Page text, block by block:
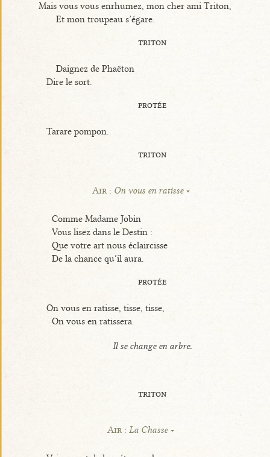
Mais vous vous enrhumez, mon cher ami Triton,
Et mon troupeau s’égare.
triton
Daignez de Phaëton
Dire le sort.
protée
Tarare pompon.
triton
Air : On vous en ratisse
Comme Madame Jobin
Vous lisez dans le Destin :
Que votre art nous éclaircisse
De la chance qu’il aura.
protée
On vous en ratisse, tisse, tisse,
On vous en ratissera.
Il se change en arbre.
triton
Air :La Chasse